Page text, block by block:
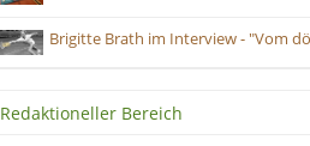
Brigitte Brath im Interview - "Vom
Redaktioneller Bereich